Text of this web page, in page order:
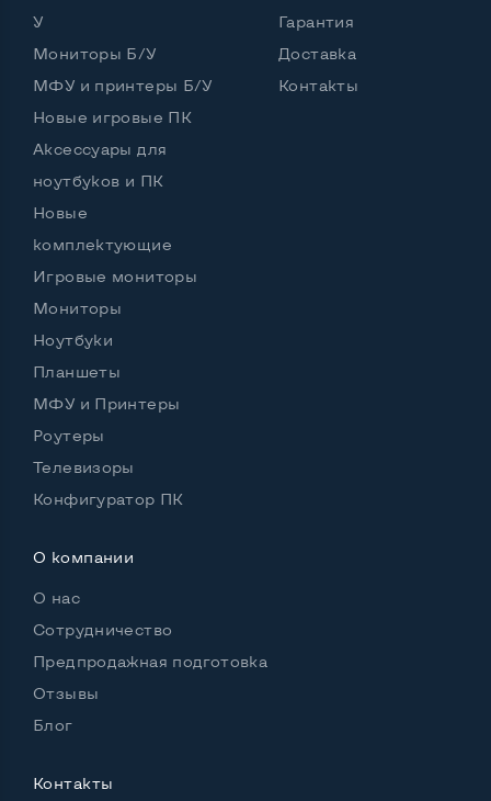
Intel Core i5-1245U (1,60 - 4,40 GHz)
Тип оперативной памяти
DDR4
Объем оперативной памяти 16 GB
Тип накопителя
Объем накопителя
Количество слотов M_2
Возможности видеокарты:
Тип видеокарты
Видеопроцессор ноутбука
Размер видеопамяти, Гб
Материал корпуса
Русские и украинские буквы на клавиатуре
Полноразмерная клавиатура NumberPad
Оптический привод
У
Мониторы Б/У
МФУ и принтеры Б/У
Новые игровые ПК
Аксессуары для
ноутбуков и ПК
Новые
комплектующие
Игровые мониторы
Мониторы
Ноутбуки
Планшеты
МФУ и Принтеры
Роутеры
Телевизоры
Конфигуратор ПК
Гарантия
Доставка
Контакты
О компании
О нас
Сотрудничество
Предпродажная подготовка
Отзывы
Блог
Контакты